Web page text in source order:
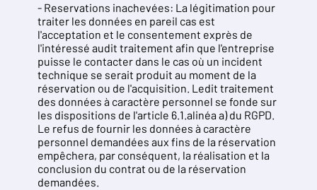
- Reservations inachevées: La légitimation pour
traiter les données en pareil cas est
l'acceptation et le consentement exprès de
l'intéressé audit traitement afin que l'entreprise
puisse le contacter dans le cas où un incident
technique se serait produit au moment de la
réservation ou de l'acquisition. Ledit traitement
des données à caractère personnel se fonde sur
les dispositions de l'article 6.1.alinéa a) du RGPD.
Le refus de fournir les données à caractère
personnel demandées aux fins de la réservation
empêchera, par conséquent, la réalisation et la
conclusion du contrat ou de la réservation
demandées.